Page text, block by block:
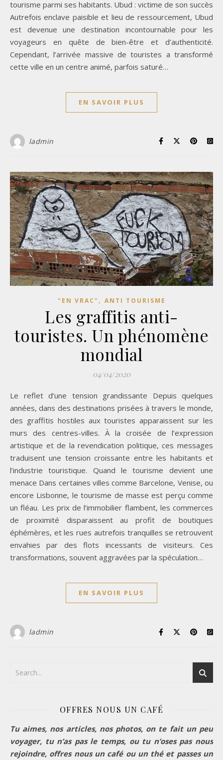
tourisme parmi ses habitants. Ubud : victime de son succès
Autrefois enclave paisible et lieu de ressourcement, Ubud
est devenue une destination incontournable pour les
voyageurs en quête de bien-être et d’authenticité.
Cependant, l’arrivée massive de touristes a transformé
cette ville en un centre animé, parfois saturé…
EN SAVOIR PLUS
ladmin
"EN VRAC" , ANTI TOURISME
Les graffitis anti-
touristes. Un phénomène
mondial
04/04/2020
Le reflet d’une tension grandissante Depuis quelques
années, dans des destinations prisées à travers le monde,
des graffitis hostiles aux touristes apparaissent sur les
murs des centres-villes. À la croisée de l’expression
artistique et de la revendication politique, ces messages
traduisent une tension croissante entre les habitants et
l’industrie touristique. Quand le tourisme devient une
menace Dans certaines villes comme Barcelone, Venise, ou
encore Lisbonne, le tourisme de masse est perçu comme
un fléau. Les prix de l’immobilier flambent, les commerces
de proximité disparaissent au profit de boutiques
éphémères, et les rues autrefois tranquilles se retrouvent
envahies par des flots incessants de visiteurs. Ces
transformations, souvent aggravées par la spéculation…
EN SAVOIR PLUS
ladmin
OFFRES NOUS UN CAFÉ
Tu aimes, nos articles, nos photos, on te fait un peu
voyager, tu n’as pas le temps, ou tu n’oses pas nous
rejoindre, offres nous un café ou un thé et passes un